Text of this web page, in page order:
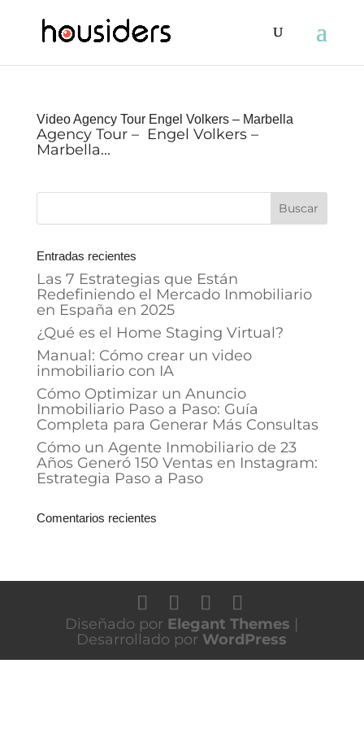
Video Agency Tour Engel Volkers – Marbella
Agency Tour – Engel Volkers –
Marbella...
Entradas recientes
Las 7 Estrategias que Están
Redefiniendo el Mercado Inmobiliario
en España en 2025
¿Qué es el Home Staging Virtual?
Manual: Cómo crear un video
inmobiliario con IA
Cómo Optimizar un Anuncio
Inmobiliario Paso a Paso: Guía
Completa para Generar Más Consultas
Cómo un Agente Inmobiliario de 23
Años Generó 150 Ventas en Instagram:
Estrategia Paso a Paso
Comentarios recientes
Diseñado por Elegant Themes |
Desarrollado por WordPress